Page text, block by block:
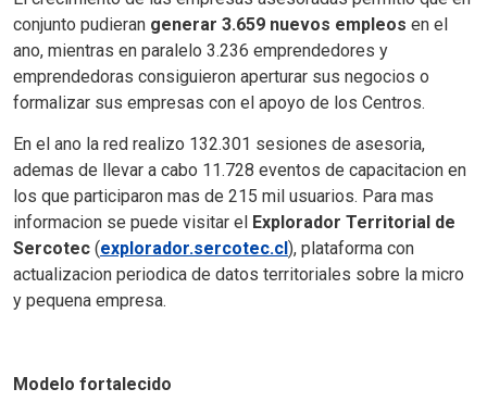
conjunto pudieran generar 3.659 nuevos empleos en el
ano, mientras en paralelo 3.236 emprendedores y
emprendedoras consiguieron aperturar sus negocios o
formalizar sus empresas con el apoyo de los Centros.
En el ano la red realizo 132.301 sesiones de asesoria,
ademas de llevar a cabo 11.728 eventos de capacitacion en
los que participaron mas de 215 mil usuarios. Para mas
informacion se puede visitar el Explorador Territorial de
Sercotec (explorador.sercotec.cl), plataforma con
actualizacion periodica de datos territoriales sobre la micro
y pequena empresa.
Modelo fortalecido